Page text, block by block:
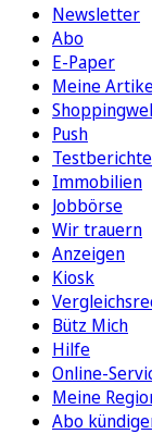
Newsletter
Abo
E-Paper
Meine
Push
Testberichte
Immobilien
Jobbörse
Wir trauern
Anzeigen
Kiosk
Bütz Mich
Hilfe
Online-
Meine
Abo